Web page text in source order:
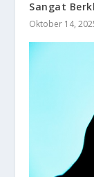
Sangat
Oktober 14,